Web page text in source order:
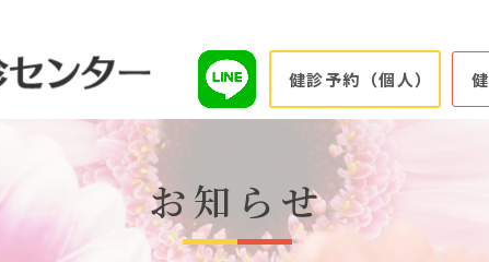
健診予約（個人）
お知らせ